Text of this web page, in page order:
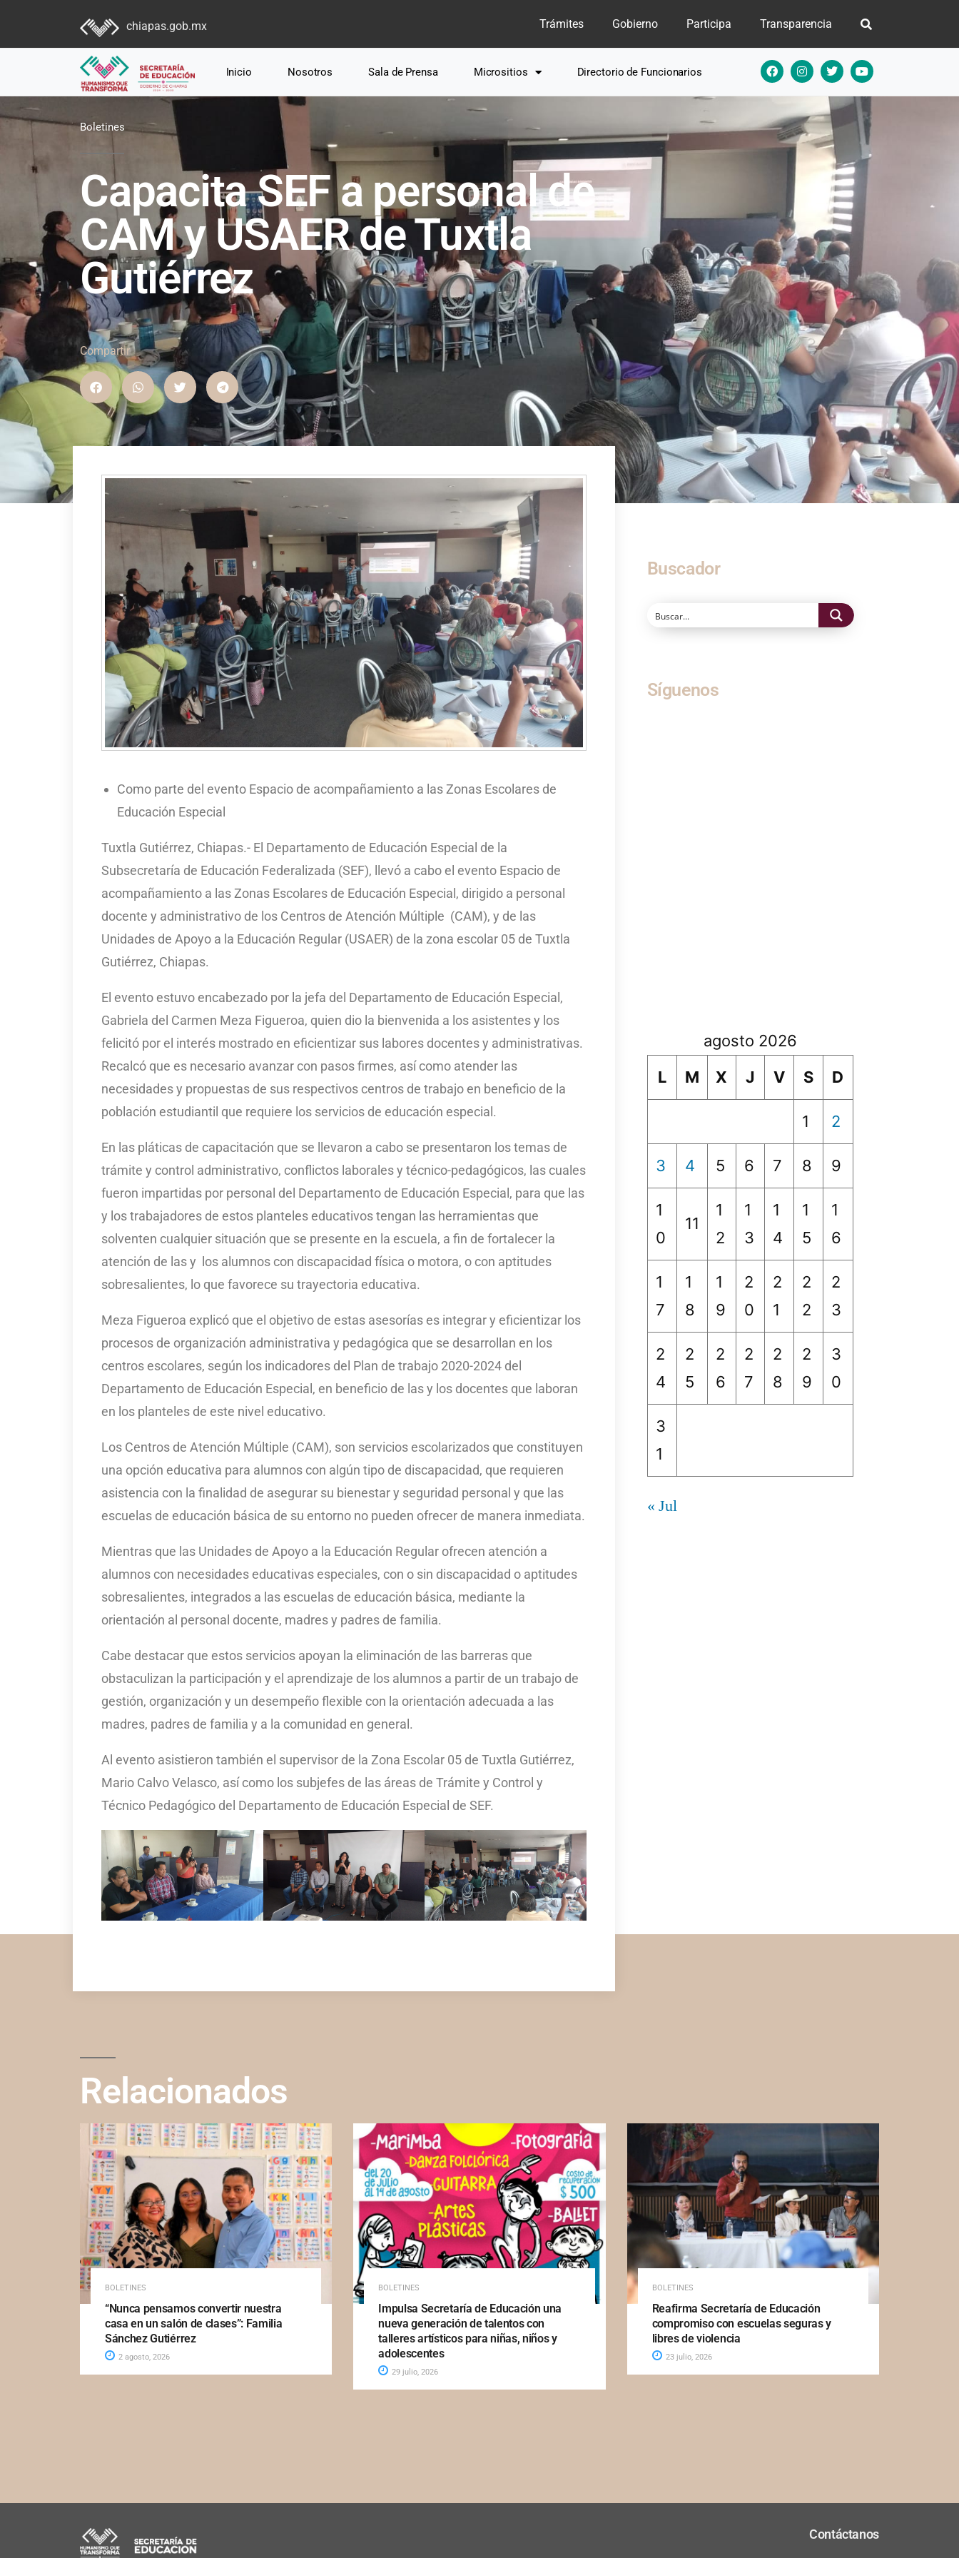
chiapas.gob.mx Trámites Gobierno Participa Transparencia
Inicio Nosotros Sala de Prensa Micrositios Directorio de Funcionarios
Boletines
Capacita SEF a personal de
CAM y USAER de Tuxtla
Gutiérrez
Compartir
Como parte del evento Espacio de acompañamiento a las Zonas Escolares de
Educación Especial
Tuxtla Gutiérrez, Chiapas.- El Departamento de Educación Especial de la
Subsecretaría de Educación Federalizada (SEF), llevó a cabo el evento Espacio de
acompañamiento a las Zonas Escolares de Educación Especial, dirigido a personal
docente y administrativo de los Centros de Atención Múltiple (CAM), y de las
Unidades de Apoyo a la Educación Regular (USAER) de la zona escolar 05 de Tuxtla
Gutiérrez, Chiapas.
El evento estuvo encabezado por la jefa del Departamento de Educación Especial,
Gabriela del Carmen Meza Figueroa, quien dio la bienvenida a los asistentes y los
felicitó por el interés mostrado en eficientizar sus labores docentes y administrativas.
Recalcó que es necesario avanzar con pasos firmes, así como atender las
necesidades y propuestas de sus respectivos centros de trabajo en beneficio de la
población estudiantil que requiere los servicios de educación especial.
En las pláticas de capacitación que se llevaron a cabo se presentaron los temas de
trámite y control administrativo, conflictos laborales y técnico-pedagógicos, las cuales
fueron impartidas por personal del Departamento de Educación Especial, para que las
y los trabajadores de estos planteles educativos tengan las herramientas que
solventen cualquier situación que se presente en la escuela, a fin de fortalecer la
atención de las y los alumnos con discapacidad física o motora, o con aptitudes
sobresalientes, lo que favorece su trayectoria educativa.
Meza Figueroa explicó que el objetivo de estas asesorías es integrar y eficientizar los
procesos de organización administrativa y pedagógica que se desarrollan en los
centros escolares, según los indicadores del Plan de trabajo 2020-2024 del
Departamento de Educación Especial, en beneficio de las y los docentes que laboran
en los planteles de este nivel educativo.
Los Centros de Atención Múltiple (CAM), son servicios escolarizados que constituyen
una opción educativa para alumnos con algún tipo de discapacidad, que requieren
asistencia con la finalidad de asegurar su bienestar y seguridad personal y que las
escuelas de educación básica de su entorno no pueden ofrecer de manera inmediata.
Mientras que las Unidades de Apoyo a la Educación Regular ofrecen atención a
alumnos con necesidades educativas especiales, con o sin discapacidad o aptitudes
sobresalientes, integrados a las escuelas de educación básica, mediante la
orientación al personal docente, madres y padres de familia.
Cabe destacar que estos servicios apoyan la eliminación de las barreras que
obstaculizan la participación y el aprendizaje de los alumnos a partir de un trabajo de
gestión, organización y un desempeño flexible con la orientación adecuada a las
madres, padres de familia y a la comunidad en general.
Al evento asistieron también el supervisor de la Zona Escolar 05 de Tuxtla Gutiérrez,
Mario Calvo Velasco, así como los subjefes de las áreas de Trámite y Control y
Técnico Pedagógico del Departamento de Educación Especial de SEF.
Buscador
Síguenos
agosto 2026
L
M X J V S D
1 2
3 4 5 6 7 8 9
1
0
11
1
2
1
3
1
4
1
5
1
6
1
7
1
8
1
9
2
0
2
1
2
2
2
3
2
4
2
5
2
6
2
7
2
8
2
9
3
0
3
1
« Jul
Relacionados
BOLETINES
“Nunca pensamos convertir nuestra
casa en un salón de clases”: Familia
Sánchez Gutiérrez
2 agosto, 2026
BOLETINES
Impulsa Secretaría de Educación una
nueva generación de talentos con
talleres artísticos para niñas, niños y
adolescentes
29 julio, 2026
BOLETINES
Reafirma Secretaría de Educación
compromiso con escuelas seguras y
libres de violencia
23 julio, 2026
Contáctanos